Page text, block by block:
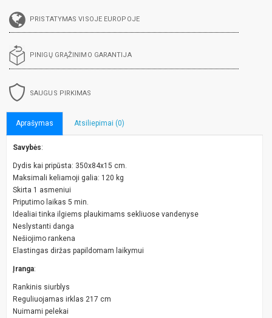
PRISTATYMAS VISOJE EUROPOJE
PINIGŲ GRĄŽINIMO GARANTIJA
SAUGUS PIRKIMAS
Aprašymas Atsiliepimai (0)
Savybės:
Dydis kai pripūsta: 350x84x15 cm.
Maksimali keliamoji galia: 120 kg
Skirta 1 asmeniui
Priputimo laikas 5 min.
Idealiai tinka ilgiems plaukimams sekliuose vandenyse
Neslystanti danga
Nešiojimo rankena
Elastingas diržas papildomam laikymui
Įranga:
Rankinis siurblys
Reguliuojamas irklas 217 cm
Nuimami pelekai